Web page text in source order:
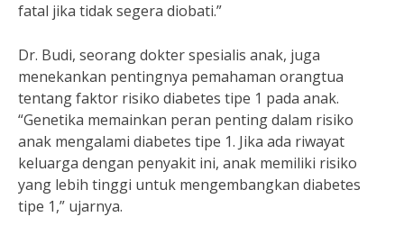
fatal jika tidak segera diobati.”
Dr. Budi, seorang dokter spesialis anak, juga
menekankan pentingnya pemahaman orangtua
tentang faktor risiko diabetes tipe 1 pada anak.
“Genetika memainkan peran penting dalam risiko
anak mengalami diabetes tipe 1. Jika ada riwayat
keluarga dengan penyakit ini, anak memiliki risiko
yang lebih tinggi untuk mengembangkan diabetes
tipe 1,” ujarnya.